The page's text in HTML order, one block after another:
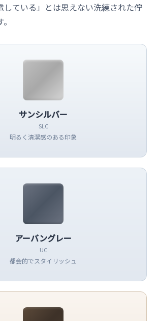
している」とは思えない洗練された佇
サンシルバー
SLC
明るく清潔感のある印象
アーバングレー
UC
都会的でスタイリッシュ